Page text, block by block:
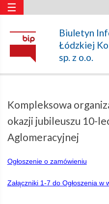
organizacja
gali
z
okazji
Biuletyn
Łódzkiej
sp. z o.o.
☰
Kompleksowa
okazji jubileuszu 10-
Aglomeracyjnej
Ogłoszenie o zamówieniu
Załączniki 1-7 do Ogłoszenia w